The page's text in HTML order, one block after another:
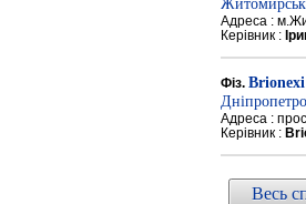
Адреса :
Керівник :
Фіз. Brionexi
Адреса :
Керівник :
Весь